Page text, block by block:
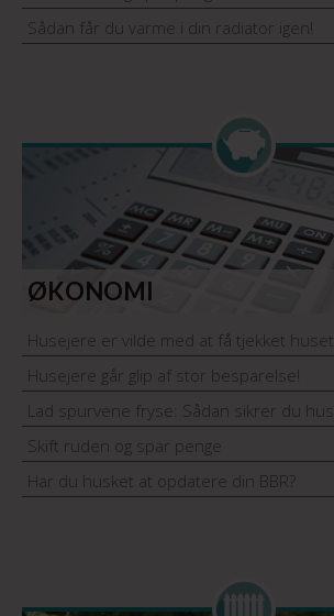
Sådan får du varme i din radiator igen!
ØKONOMI
Husejere er vilde med at få tjekket
Husejere går glip af stor besparelse!
Lad spurvene fryse: Sådan sikrer du
Skift ruden og spar penge
Har du husket at opdatere din BBR?